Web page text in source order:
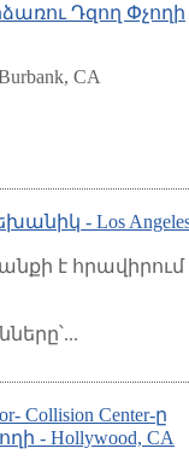
Դզող Փչողի
CA
- Los
է հրավիրում
Collision Center-ը
Hollywood, CA